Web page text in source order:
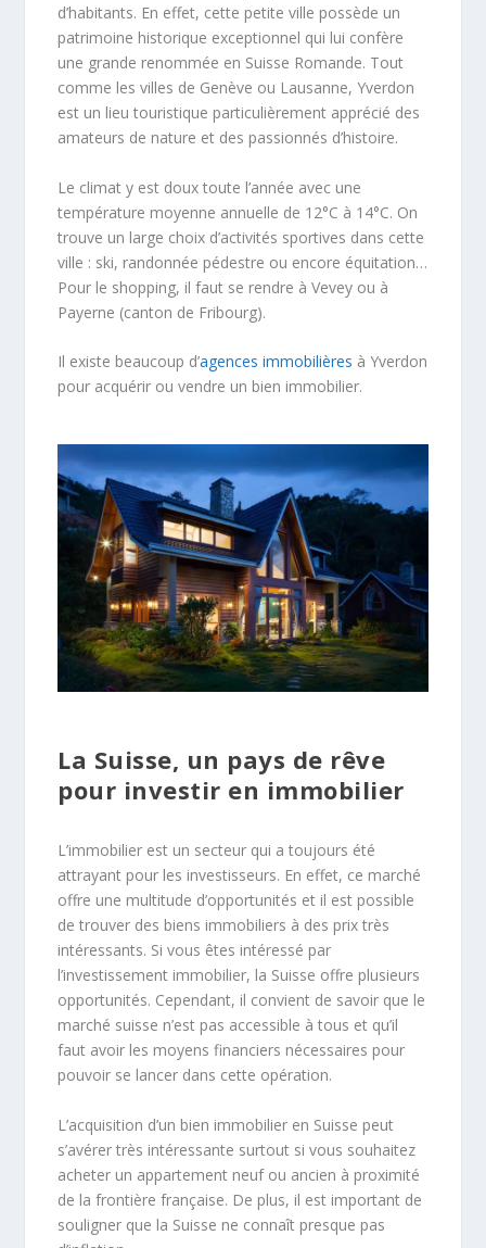
d’habitants. En effet, cette petite ville possède un
patrimoine historique exceptionnel qui lui confère
une grande renommée en Suisse Romande. Tout
comme les villes de Genève ou Lausanne, Yverdon
est un lieu touristique particulièrement apprécié des
amateurs de nature et des passionnés d’histoire.
Le climat y est doux toute l’année avec une
température moyenne annuelle de 12°C à 14°C. On
trouve un large choix d’activités sportives dans cette
ville : ski, randonnée pédestre ou encore équitation…
Pour le shopping, il faut se rendre à Vevey ou à
Payerne (canton de Fribourg).
Il existe beaucoup d’agences immobilières à Yverdon
pour acquérir ou vendre un bien immobilier.
La Suisse, un pays de rêve
pour investir en immobilier
L’immobilier est un secteur qui a toujours été
attrayant pour les investisseurs. En effet, ce marché
offre une multitude d’opportunités et il est possible
de trouver des biens immobiliers à des prix très
intéressants. Si vous êtes intéressé par
l’investissement immobilier, la Suisse offre plusieurs
opportunités. Cependant, il convient de savoir que le
marché suisse n’est pas accessible à tous et qu’il
faut avoir les moyens financiers nécessaires pour
pouvoir se lancer dans cette opération.
L’acquisition d’un bien immobilier en Suisse peut
s’avérer très intéressante surtout si vous souhaitez
acheter un appartement neuf ou ancien à proximité
de la frontière française. De plus, il est important de
souligner que la Suisse ne connaît presque pas